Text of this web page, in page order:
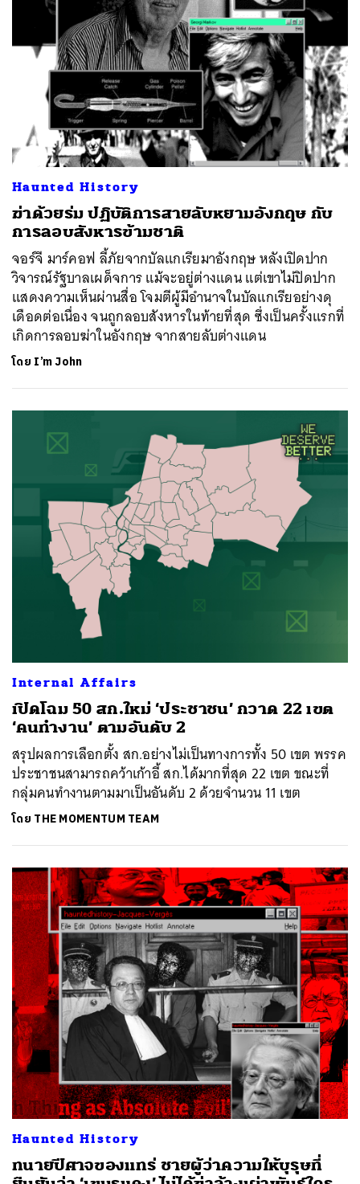
Haunted History
ฆ่าด้วยร่ม ปฏิบัติการสายลับหยามอังกฤษ กับ
การลอบสังหารข้ามชาติ
จอร์จี มาร์คอฟ ลี้ภัยจากบัลแกเรียมาอังกฤษ หลังเปิดปาก
วิจารณ์รัฐบาลเผด็จการ แม้จะอยู่ต่างแดน แต่เขาไม่ปิดปาก
แสดงความเห็นผ่านสื่อ โจมตีผู้มีอำนาจในบัลแกเรียอย่างดุ
เดือดต่อเนื่อง จนถูกลอบสังหารในท้ายที่สุด ซึ่งเป็นครั้งแรกที่
เกิดการลอบฆ่าในอังกฤษ จากสายลับต่างแดน
โดย I’m John
Internal Affairs
เปิดโฉม 50 สก.ใหม่ ‘ประชาชน’ กวาด 22 เขต
‘คนทำงาน’ ตามอันดับ 2
สรุปผลการเลือกตั้ง สก.อย่างไม่เป็นทางการทั้ง 50 เขต พรรค
ประชาชนสามารถคว้าเก้าอี้ สก.ได้มากที่สุด 22 เขต ขณะที่
กลุ่มคนทำงานตามมาเป็นอันดับ 2 ด้วยจำนวน 11 เขต
โดย THE MOMENTUM TEAM
Haunted History
ทนายปีศาจของแทร่ ชายผู้ว่าความให้บุรุษที่
TWEET LINE